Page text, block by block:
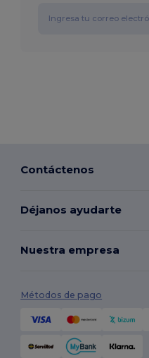
Contáctenos
Déjanos ayudarte
Nuestra empresa
Métodos de pago